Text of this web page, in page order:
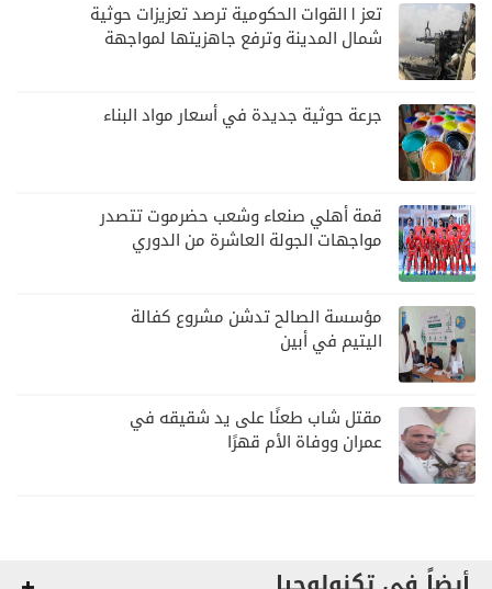
تعز | القوات الحكومية ترصد تعزيزات حوثية
شمال المدينة وترفع جاهزيتها لمواجهة
جرعة حوثية جديدة في أسعار مواد البناء
قمة أهلي صنعاء وشعب حضرموت تتصدر
مواجهات الجولة العاشرة من الدوري
مؤسسة الصالح تدشن مشروع كفالة
اليتيم في أبين
مقتل شاب طعنًا على يد شقيقه في
عمران ووفاة الأم قهرًا